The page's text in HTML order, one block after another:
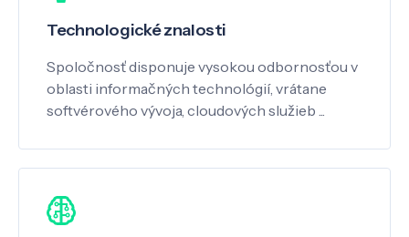
Technologické znalosti
Spoločnosť disponuje vysokou odbornosťou v
oblasti informačných technológií, vrátane
softvérového vývoja, cloudových služieb ...